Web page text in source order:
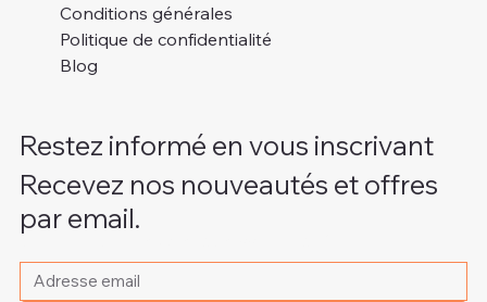
Conditions générales
Politique de confidentialité
Blog
Restez informé en vous inscrivant
Recevez nos nouveautés et offres
par email.
Veuillez indiquer votre adresse e-mail